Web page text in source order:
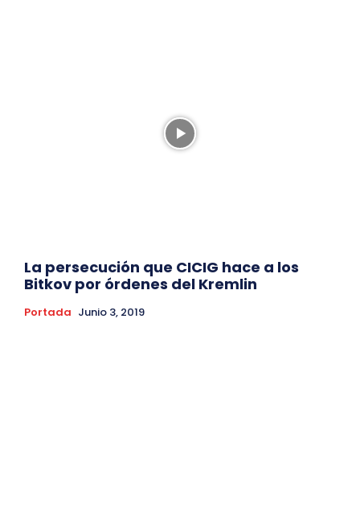
La persecución que CICIG hace a los
Bitkov por órdenes del Kremlin
Portada Junio 3, 2019